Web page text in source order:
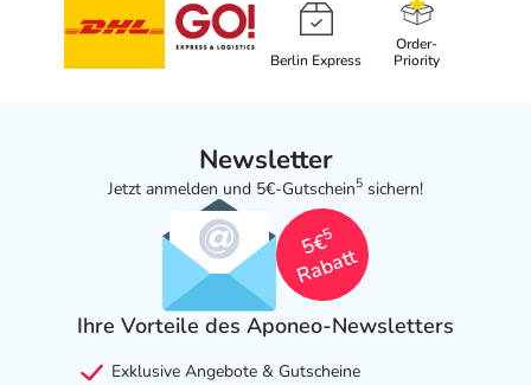
Berlin Express
Order-
Priority
Newsletter
Jetzt anmelden und 5€-Gutschein5 sichern!
5€
5
Rabatt
Ihre Vorteile des Aponeo-Newsletters
Exklusive Angebote & Gutscheine